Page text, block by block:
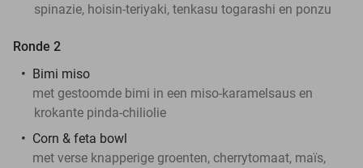
spinazie, hoisin-teriyaki, tenkasu togarashi en ponzu
Ronde 2
Bimi miso
met gestoomde bimi in een miso-karamelsaus en
krokante pinda-chiliolie
Corn & feta bowl
met verse knapperige groenten, cherrytomaat, maïs,